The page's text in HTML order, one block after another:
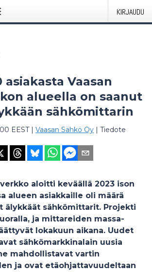
KIRJAUDU
asiakasta Vaasan
alueella on saanut
sähkömittarin
EEST| Vaasan Sähkö Oy | Tiedote
aloitti keväällä 2023 ison
alueen asiakkaille oli määrä
älykkäät sähkömittarit. Projekti
ja mittareiden massa-
lokakuun aikana. Uudet
sähkömarkkinalain uusia
mahdollistavat vartin
ja ovat etäohjattavuudeltaan